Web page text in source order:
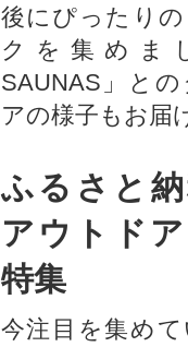
後にぴったり
クを集めま
SAUNAS」と
アの様子もお届
ふるさと
アウトド
特集
今注目を集め